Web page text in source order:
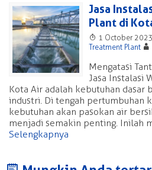
Jasa
Plant di
T 1 October 2023
Treatment Plant A
Mengatasi
Jasa Instalasi
Kota Air adalah kebutuhan dasar
industri. Di tengah pertumbuhan
kebutuhan akan pasokan air
menjadi semakin penting. Inilah
Selengkapnya